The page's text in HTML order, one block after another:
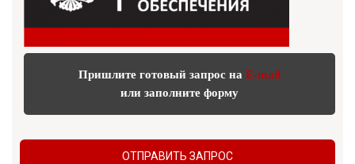
Пришлите готовый запрос на E-mail
или заполните форму
ОТПРАВИТЬ ЗАПРОС